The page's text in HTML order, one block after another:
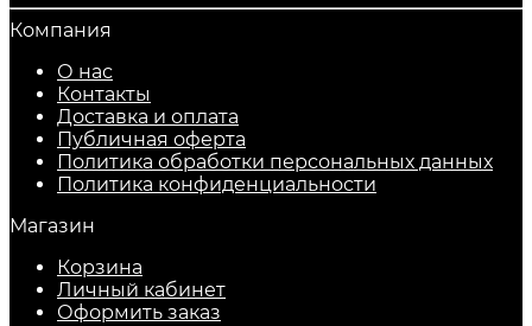
Компания
О нас
Контакты
Доставка и оплата
Публичная оферта
Политика обработки персональных данных
​Политика конфиденциальности
Магазин
Корзина
Личный кабинет
Оформить заказ